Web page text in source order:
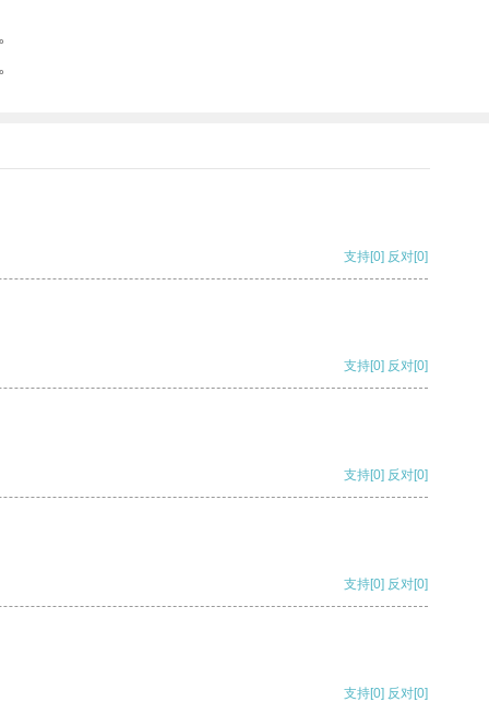
支持[0] 反对[0]
支持[0] 反对[0]
支持[0] 反对[0]
支持[0] 反对[0]
支持[0] 反对[0]